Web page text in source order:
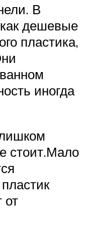
В
дешевые
пластика,
иногда
стоит.Мало
от